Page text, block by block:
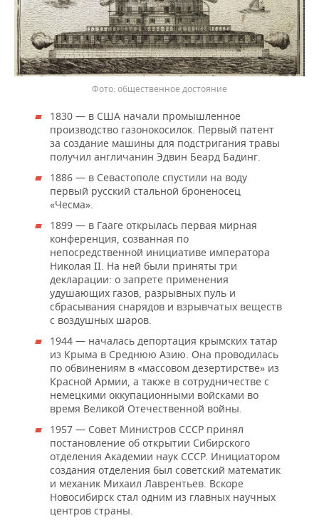
общественное достояние
1830 — в США начали промышленное
производство газонокосилок. Первый патент
за создание машины для подстригания травы
получил англичанин Эдвин Беард Бадинг.
1886 — в Севастополе спустили на воду
первый русский стальной броненосец
«Чесма».
1899 — в Гааге открылась первая мирная
конференция, созванная по
непосредственной инициативе императора
Николая II. На ней были приняты три
декларации: о запрете применения
удушающих газов, разрывных пуль и
сбрасывания снарядов и взрывчатых веществ
с воздушных шаров.
1944 — началась депортация крымских татар
из Крыма в Среднюю Азию. Она проводилась
по обвинениям в «массовом дезертирстве» из
Красной Армии, а также в сотрудничестве с
немецкими оккупационными войсками во
время Великой Отечественной войны.
1957 — Совет Министров СССР принял
постановление об открытии Сибирского
отделения Академии наук СССР. Инициатором
создания отделения был советский математик
и механик Михаил Лаврентьев. Вскоре
Новосибирск стал одним из главных научных
центров страны.